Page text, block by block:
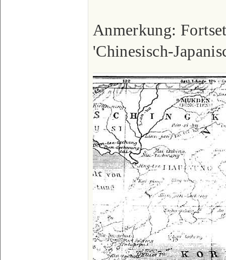
Anmerkung:
'Chinesisch-